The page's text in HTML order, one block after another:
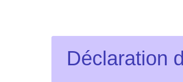
Déclaration